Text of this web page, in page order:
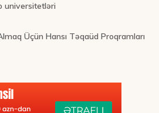
universitetləri
Üçün Hansı Təqaüd Proqramları